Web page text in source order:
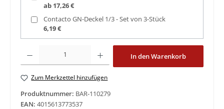
ab 17,26 €
Contacto GN-Deckel 1/3 - Set von 3-Stück
6,19 €
Produkt Anzahl: Gib den gewünschten Wert ein oder benutze die
In den Warenkorb
Zum Merkzettel hinzufügen
Produktnummer: BAR-110279
EAN: 4015613773537